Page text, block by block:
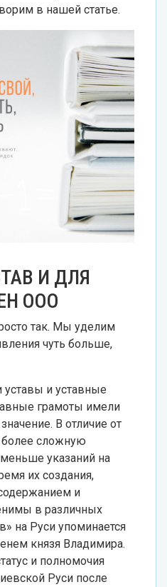
в нашей статье.
И ДЛЯ
ООО
так. Мы уделим
чуть больше,
и уставные
грамоты имели
В отличие от
более сложную
указаний на
их создания,
и
в различных
на Руси упоминается
князя Владимира.
и полномочия
Руси после